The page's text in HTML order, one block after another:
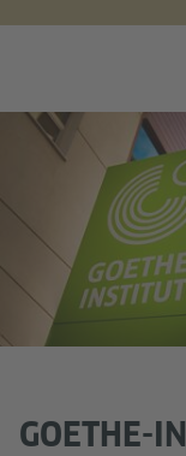
GOETHE-